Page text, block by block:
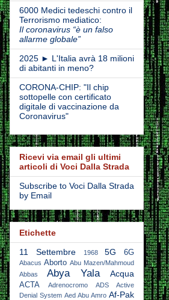
6000 Medici tedeschi contro il
Terrorismo mediatico:
Il coronavirus “è un falso
allarme globale”
2025 ► L'Italia avrà 18 milioni
di abitanti in meno?
CORONA-CHIP: "Il chip
sottopelle con certificato
digitale di vaccinazione da
Coronavirus"
Ricevi via email gli ultimi
articoli di Voci Dalla Strada
Subscribe to Voci Dalla Strada
by Email
Etichette
11 Settembre
1968 5G 6G
Abacus Aborto Abu Mazen/Mahmoud
Abbas
Abya Yala Acqua
ACTA Adrenocromo
ADS Active
Denial System Aed Abu Amro Af-Pak